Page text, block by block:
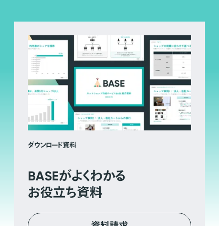
ダウンロード資料
BASEがよくわかる
お役立ち資料